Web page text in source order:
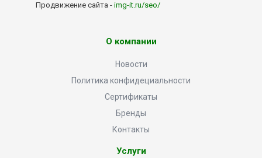
Продвижение сайта - img-it.ru/seo/
О компании
Новости
Политика конфидециальности
Сертификаты
Бренды
Контакты
Услуги